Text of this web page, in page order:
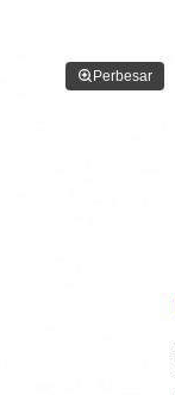
Perbesar